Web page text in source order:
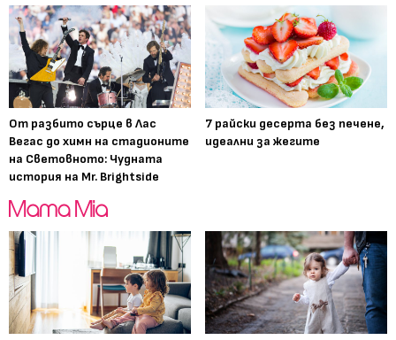
От разбито сърце в Лас
Вегас до химн на стадионите
на Световното: Чудната
история на Mr. Brightside
7 райски десерта без печене,
идеални за жегите